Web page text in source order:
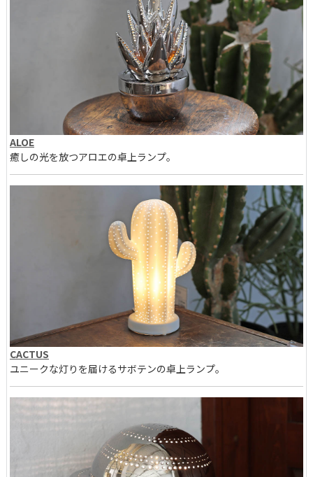
ALOE
癒しの光を放つアロエの卓上ランプ。
CACTUS
ユニークな灯りを届けるサボテンの卓上ランプ。